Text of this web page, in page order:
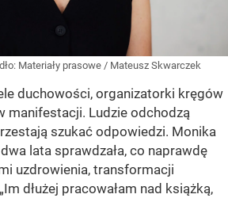
Materiały prasowe / Mateusz Skwarczek
duchowości, organizatorki kręgów
manifestacji. Ludzie odchodzą
szukać odpowiedzi. Monika
lata sprawdzała, co naprawdę
uzdrowienia, transformacji
dłużej pracowałam nad książką,